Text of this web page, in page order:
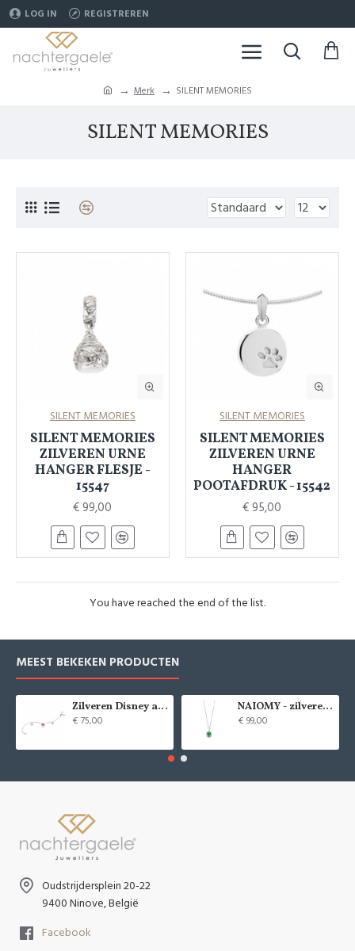
LOG IN REGISTREREN
Merk SILENT MEMORIES
SILENT MEMORIES
SILENT MEMORIES
SILENT MEMORIES
ZILVEREN URNE
HANGER FLESJE -
15547
€ 99,00
SILENT MEMORIES
SILENT MEMORIES
ZILVEREN URNE
HANGER
POOTAFDRUK - 15542
€ 95,00
You have reached the end of the list.
MEEST BEKEKEN PRODUCTEN
Zilveren Disney armband Minnie Mouse - 9084
€ 75,00
NAIOMY - zilveren halsketting met zirconium - 37715
€ 99,00
Oudstrijdersplein 20-22
9400 Ninove, België
Facebook